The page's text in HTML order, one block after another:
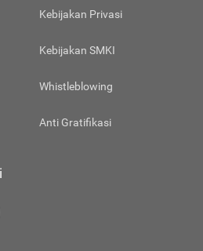
Kebijakan Privasi
Kebijakan SMKI
Whistleblowing
Anti Gratifikasi